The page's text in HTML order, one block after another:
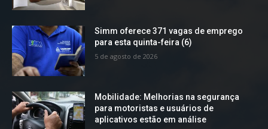
Simm oferece 371 vagas de emprego
para esta quinta-feira (6)
5 de agosto de 2026
Mobilidade: Melhorias na segurança
para motoristas e usuários de
aplicativos estão em análise